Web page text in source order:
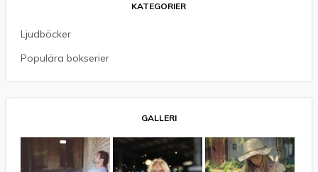
KATEGORIER
Ljudböcker
Populära bokserier
GALLERI